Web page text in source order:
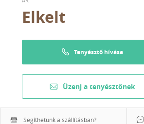
Elkelt
Tenyésztő hívása
Üzenj a tenyésztőnek
Segíthetünk a szállításban?